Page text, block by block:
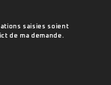
saisies soient
de ma demande.